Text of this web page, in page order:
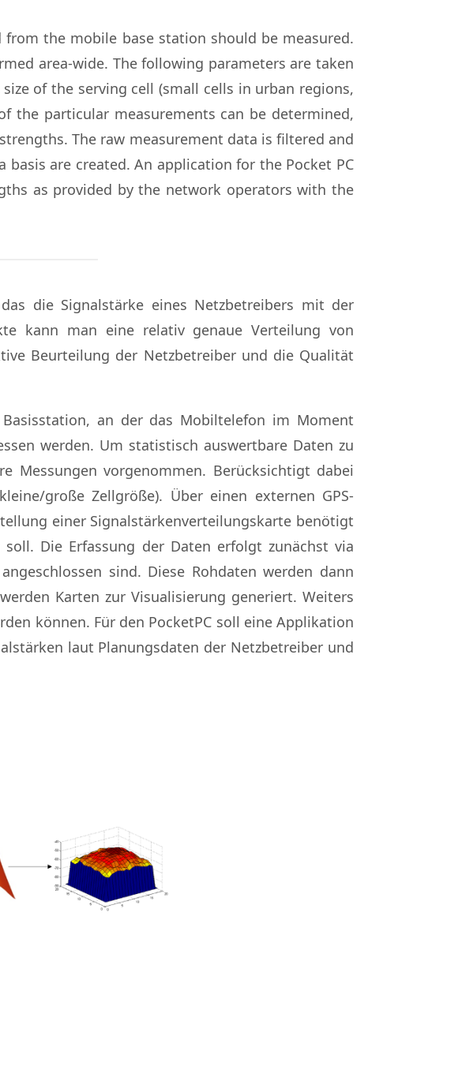
the mobile base station should be measured.
area-wide. The following parameters are taken
of the serving cell (small cells in urban regions,
the particular measurements can be determined,
The raw measurement data is filtered and
are created. An application for the Pocket PC
as provided by the network operators with the
die Signalstärke eines Netzbetreibers mit der
kann man eine relativ genaue Verteilung von
Beurteilung der Netzbetreiber und die Qualität
an der das Mobiltelefon im Moment
werden. Um statistisch auswertbare Daten zu
Messungen vorgenommen. Berücksichtigt dabei
große Zellgröße). Über einen externen GPS-
einer Signalstärkenverteilungskarte benötigt
Die Erfassung der Daten erfolgt zunächst via
sind. Diese Rohdaten werden dann
Karten zur Visualisierung generiert. Weiters
können. Für den PocketPC soll eine Applikation
laut Planungsdaten der Netzbetreiber und